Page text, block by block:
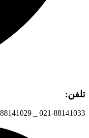
تلفن:
021-88141033 _ 021-88141029